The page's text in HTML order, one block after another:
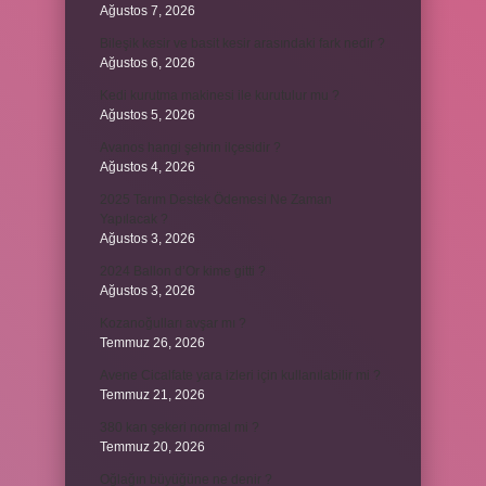
Ağustos 7, 2026
Ağustos 6, 2026
Ağustos 5, 2026
Ağustos 4, 2026
Ağustos 3, 2026
Ağustos 3, 2026
Temmuz 26, 2026
Temmuz 21, 2026
Temmuz 20, 2026